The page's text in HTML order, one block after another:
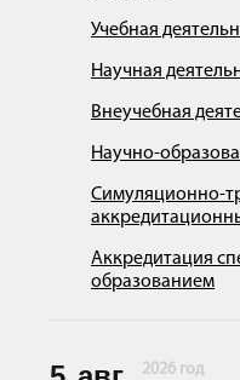
Учебная
Научная
Внеучебная
Научно-
Симуляционно-
Аккредитация
образованием
2026 год